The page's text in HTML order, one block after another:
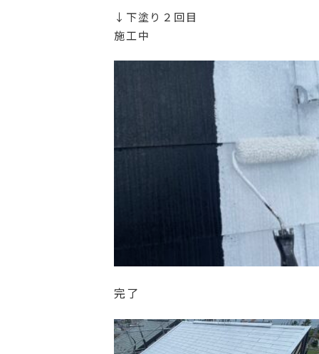
↓下塗り２回目
施工中
完了